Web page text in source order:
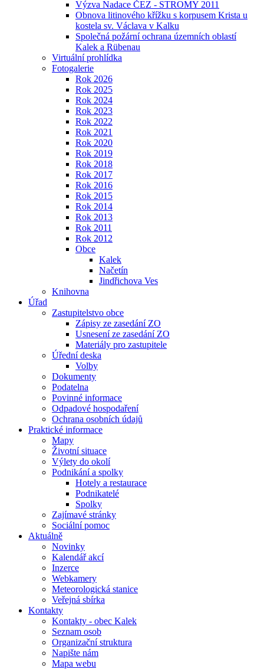
Výzva Nadace ČEZ - STROMY 2011
Obnova litinového křížku s korpusem Krista u
kostela sv. Václava v Kalku
Společná požární ochrana územních oblastí
Kalek a Rübenau
Virtuální prohlídka
Fotogalerie
Rok 2026
Rok 2025
Rok 2024
Rok 2023
Rok 2022
Rok 2021
Rok 2020
Rok 2019
Rok 2018
Rok 2017
Rok 2016
Rok 2015
Rok 2014
Rok 2013
Rok 2011
Rok 2012
Obce
Kalek
Načetín
Jindřichova Ves
Knihovna
Úřad
Zastupitelstvo obce
Zápisy ze zasedání ZO
Usnesení ze zasedání ZO
Materiály pro zastupitele
Úřední deska
Volby
Dokumenty
Podatelna
Povinné informace
Odpadové hospodaření
Ochrana osobních údajů
Praktické informace
Mapy
Životní situace
Výlety do okolí
Podnikání a spolky
Hotely a restaurace
Podnikatelé
Spolky
Zajímavé stránky
Sociální pomoc
Aktuálně
Novinky
Kalendář akcí
Inzerce
Webkamery
Meteorologická stanice
Veřejná sbírka
Kontakty
Kontakty - obec Kalek
Seznam osob
Organizační struktura
Napište nám
Mapa webu